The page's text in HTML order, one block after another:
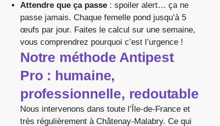
Attendre que ça passe : spoiler alert… ça ne
passe jamais. Chaque femelle pond jusqu’à 5
œufs par jour. Faites le calcul sur une semaine,
vous comprendrez pourquoi c’est l’urgence !
Notre méthode Antipest
Pro : humaine,
professionnelle, redoutable
Nous intervenons dans toute l’Île-de-France et
très régulièrement à Châtenay-Malabry. Ce qui